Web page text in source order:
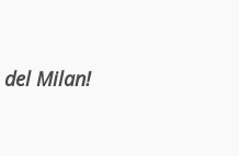
del Milan!